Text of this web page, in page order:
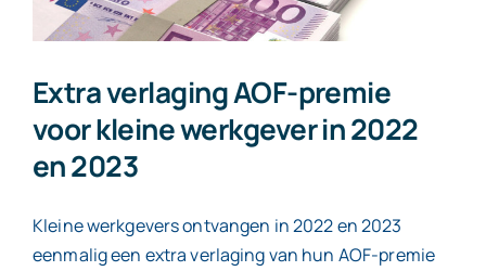
Extra verlaging AOF-premie
voor kleine werkgever in 2022
en 2023
Kleine werkgevers ontvangen in 2022 en 2023
eenmalig een extra verlaging van hun AOF-premie